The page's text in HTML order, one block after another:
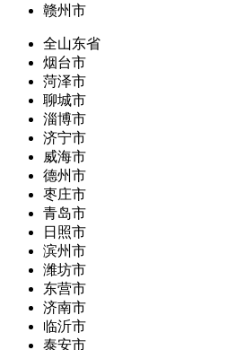
赣州市
全山东省
烟台市
菏泽市
聊城市
淄博市
济宁市
威海市
德州市
枣庄市
青岛市
日照市
滨州市
潍坊市
东营市
济南市
临沂市
泰安市